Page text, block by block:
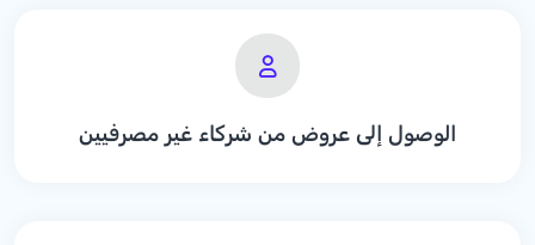
الوصول إلى عروض من شركاء غير مصرفيين